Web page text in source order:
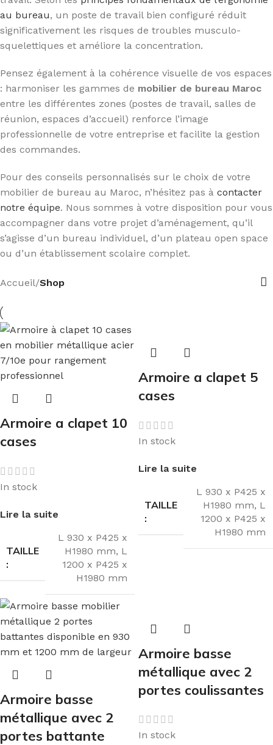
au bureau, un poste de travail bien configuré réduit
significativement les risques de troubles musculo-
squelettiques et améliore la concentration.
Pensez également à la cohérence visuelle de vos espaces
: harmoniser les gammes de mobilier de bureau Maroc
entre les différentes zones (postes de travail, salles de
réunion, espaces d’accueil) renforce l’image
professionnelle de votre entreprise et facilite la gestion
des commandes.
Pour des conseils personnalisés sur le choix de votre
mobilier de bureau au Maroc, n’hésitez pas à contacter
notre équipe. Nous sommes à votre disposition pour vous
accompagner dans votre projet d’aménagement, qu’il
s’agisse d’un bureau individuel, d’un plateau open space
ou d’un établissement scolaire complet.
Accueil/Shop
Armoire a clapet 10
cases
In stock
Lire la suite
TAILLE
:
L 930 x P425 x
H1980 mm, L
1200 x P425 x
H1980 mm
Armoire a clapet 5
cases
In stock
Lire la suite
TAILLE
:
L 930 x P425 x
H1980 mm, L
1200 x P425 x
H1980 mm
Armoire basse
métallique avec 2
portes battante
Armoire basse
métallique avec 2
portes coulissantes
In stock